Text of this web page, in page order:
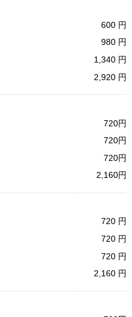
600
980
1,340
2,920
720
720
720
2,160
720
720
720
2,160